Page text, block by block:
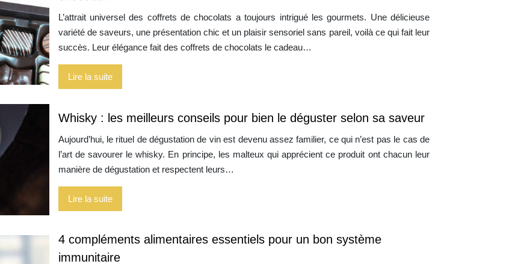
L’attrait universel des coffrets de chocolats a toujours intrigué les gourmets. Une délicieuse
variété de saveurs, une présentation chic et un plaisir sensoriel sans pareil, voilà ce qui fait leur
succès. Leur élégance fait des coffrets de chocolats le cadeau…
Lire la suite
Whisky : les meilleurs conseils pour bien le déguster selon sa saveur
Aujourd’hui, le rituel de dégustation de vin est devenu assez familier, ce qui n’est pas le cas de
l’art de savourer le whisky. En principe, les malteux qui apprécient ce produit ont chacun leur
manière de dégustation et respectent leurs…
Lire la suite
4 compléments alimentaires essentiels pour un bon système
immunitaire